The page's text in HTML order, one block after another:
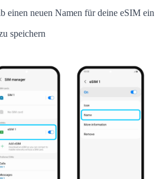
einen neuen Namen für deine eSIM ein
speichern